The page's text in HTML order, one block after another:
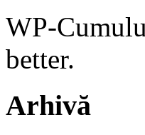
WP-
better.
Arhivă